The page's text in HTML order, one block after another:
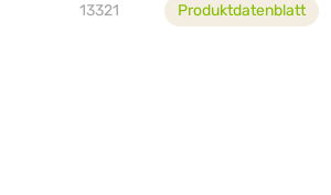
13321 Produktdatenblatt